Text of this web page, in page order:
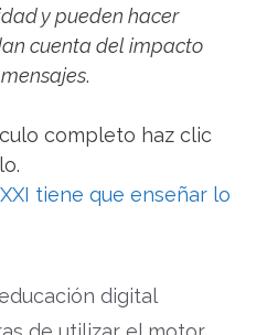
y pueden hacer
cuenta del impacto
.
completo haz clic
tiene que enseñar lo
digital